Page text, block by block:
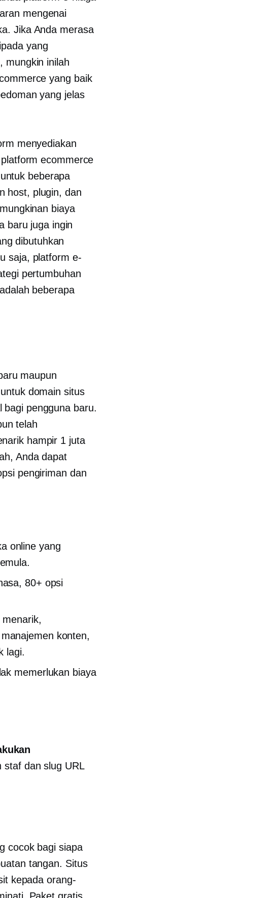
mengenai
Jika Anda merasa
yang
mungkin inilah
yang baik
yang jelas
menyediakan
ecommerce
beberapa
host, plugin, dan
biaya
baru juga ingin
dibutuhkan
saja, platform e-
pertumbuhan
beberapa
maupun
domain situs
bagi pengguna baru.
telah
hampir 1 juta
Anda dapat
pengiriman dan
online yang
80+ opsi
konten,
lagi.
memerlukan biaya
dan slug URL
cocok bagi siapa
tangan. Situs
kepada orang-